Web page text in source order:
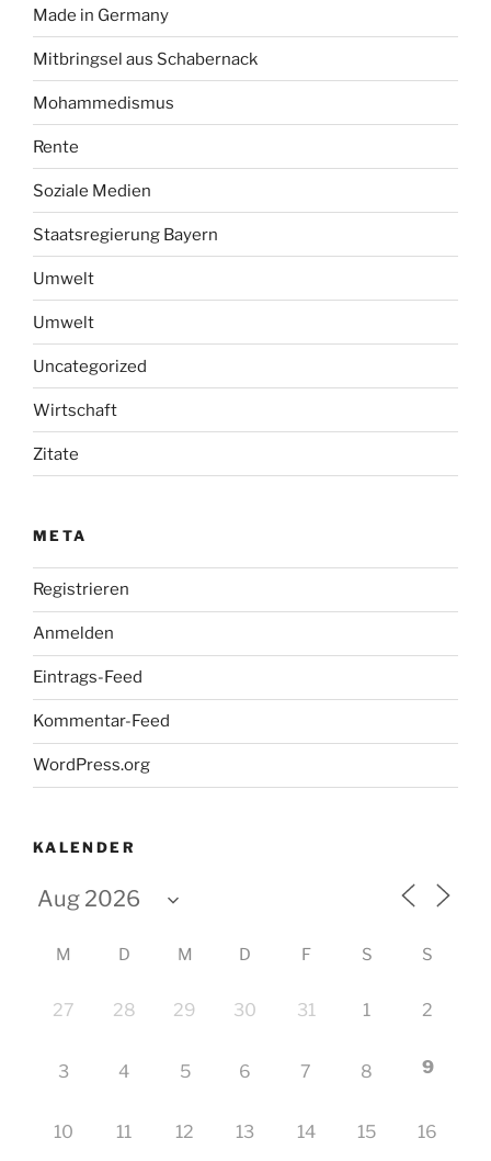
Made in Germany
Mitbringsel aus Schabernack
Mohammedismus
Rente
Soziale Medien
Staatsregierung Bayern
Umwelt
Umwelt
Uncategorized
Wirtschaft
Zitate
META
Registrieren
Anmelden
Eintrags-Feed
Kommentar-Feed
WordPress.org
KALENDER
M D M D F S S
27 28 29 30 31 1 2
3 4 5 6 7 8 9
10 11 12 13 14 15 16